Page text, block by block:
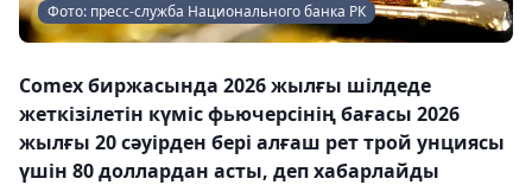
Фото: пресс-служба Национального банка РК
Comex биржасында 2026 жылғы шілдеде
жеткізілетін күміс фьючерсінің бағасы 2026
жылғы 20 сәуірден бері алғаш рет трой унциясы
үшін 80 доллардан асты, деп хабарлайды